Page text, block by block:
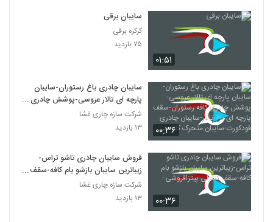
۰۱:۵۱
سایبان برقی
کرکره برقی
۷۵ بازدید
۰۰:۳۶
سایبان چادری باغ رستوران-سایبان
پارچه ای تالار عروسی-پوشش چادری
کافه رستوران-سقف پارچه ای باغ تالار-
سایبان چادری فودکورت-سایبان
متحرک کافه
شرکت سازه چاری غشا
۱۳ بازدید
۰۰:۳۶
فروش سایبان چادری تاشو تراس-
زیباترین سایبان بازشو بام کافه-سقف
کنترلی پیتزافروشی-
شرکت سازه چاری غشا
۱۳ بازدید